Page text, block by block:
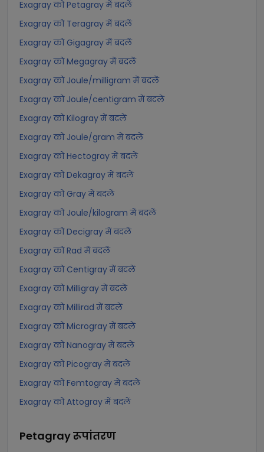
Exagray को Petagray में बदलें
Exagray को Teragray में बदलें
Exagray को Gigagray में बदलें
Exagray को Megagray में बदलें
Exagray को Joule/milligram में बदलें
Exagray को Joule/centigram में बदलें
Exagray को Kilogray में बदलें
Exagray को Joule/gram में बदलें
Exagray को Hectogray में बदलें
Exagray को Dekagray में बदलें
Exagray को Gray में बदलें
Exagray को Joule/kilogram में बदलें
Exagray को Decigray में बदलें
Exagray को Rad में बदलें
Exagray को Centigray में बदलें
Exagray को Milligray में बदलें
Exagray को Millirad में बदलें
Exagray को Microgray में बदलें
Exagray को Nanogray में बदलें
Exagray को Picogray में बदलें
Exagray को Femtogray में बदलें
Exagray को Attogray में बदलें
Petagrayरूपांतरण